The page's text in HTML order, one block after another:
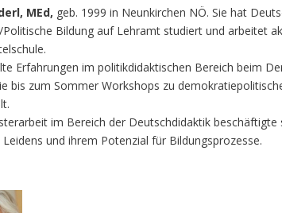
MEd, geb. 1999 in Neunkirchen NÖ. Sie hat
Politische Bildung auf Lehramt studiert und arbeitet
Erfahrungen im politikdidaktischen Bereich beim
bis zum Sommer Workshops zu
im Bereich der Deutschdidaktik beschäftigte
Leidens und ihrem Potenzial für Bildungsprozesse.